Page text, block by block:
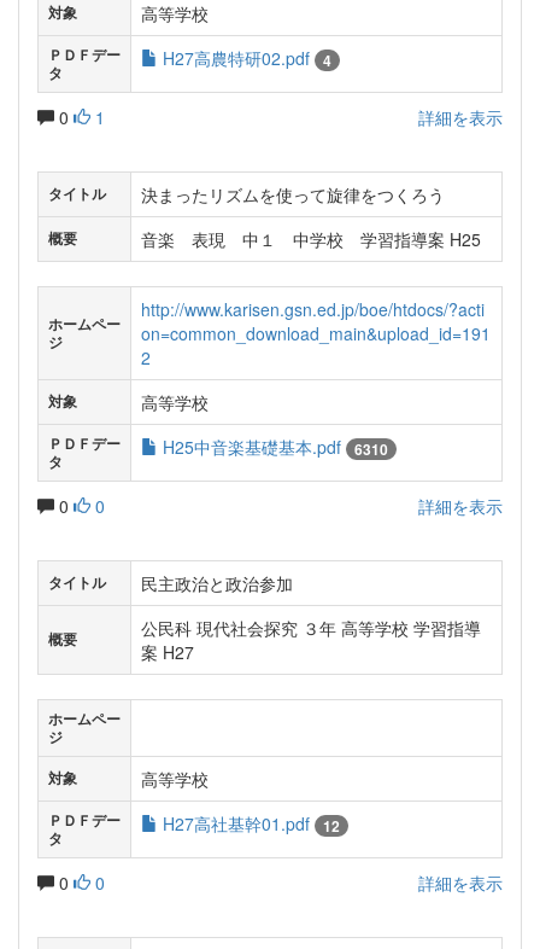
対象 高等学校
ＰＤＦデー
タ
H27高農特研02.pdf 4
0 1 詳細を表示
タイトル 決まったリズムを使って旋律をつくろう
概要 音楽 表現 中１ 中学校 学習指導案 H25
ホームペー
ジ
http://www.karisen.gsn.ed.jp/boe/htdocs/?acti
on=common_download_main&upload_id=191
2
対象 高等学校
ＰＤＦデー
タ
H25中音楽基礎基本.pdf 6310
0 0 詳細を表示
タイトル 民主政治と政治参加
概要
公民科 現代社会探究 ３年 高等学校 学習指導
案 H27
ホームペー
ジ
対象
高等学校
ＰＤＦデー
タ
H27高社基幹01.pdf 12
0 0 詳細を表示